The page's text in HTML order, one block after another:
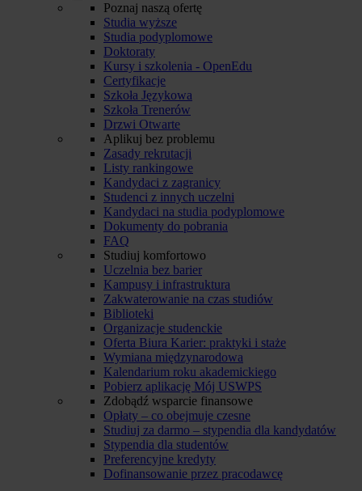
Poznaj naszą ofertę
Studia wyższe
Studia podyplomowe
Doktoraty
Kursy i szkolenia - OpenEdu
Certyfikacje
Szkoła Językowa
Szkoła Trenerów
Drzwi Otwarte
Aplikuj bez problemu
Zasady rekrutacji
Listy rankingowe
Kandydaci z zagranicy
Studenci z innych uczelni
Kandydaci na studia podyplomowe
Dokumenty do pobrania
FAQ
Studiuj komfortowo
Uczelnia bez barier
Kampusy i infrastruktura
Zakwaterowanie na czas studiów
Biblioteki
Organizacje studenckie
Oferta Biura Karier: praktyki i staże
Wymiana międzynarodowa
Kalendarium roku akademickiego
Pobierz aplikację Mój USWPS
Zdobądź wsparcie finansowe
Opłaty – co obejmuje czesne
Studiuj za darmo – stypendia dla kandydatów
Stypendia dla studentów
Preferencyjne kredyty
Dofinansowanie przez pracodawcę